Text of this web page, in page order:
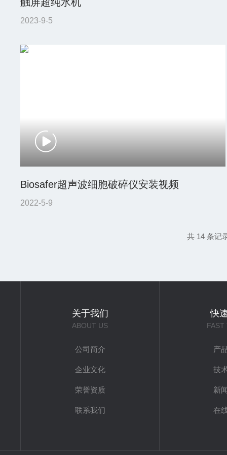
2023-9-5
Biosafer超声波细胞破碎仪安装视频
2022-5-9
共 14 条记
关于我们
ABOUT US
公司简介
企业文化
荣誉资质
联系我们
快
FAST
产
技
新
在